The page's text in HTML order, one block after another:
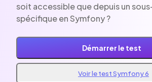
soit accessible que depuis un
spécifique en Symfony ?
Démarrer le test
Voir le test Symfony 6